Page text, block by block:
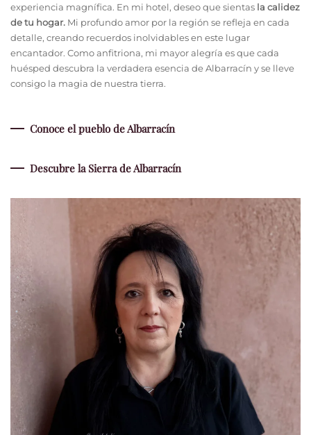
experiencia magnífica. En mi hotel, deseo que sientas la calidez
de tu hogar. Mi profundo amor por la región se refleja en cada
detalle, creando recuerdos inolvidables en este lugar
encantador. Como anfitriona, mi mayor alegría es que cada
huésped descubra la verdadera esencia de Albarracín y se lleve
consigo la magia de nuestra tierra.
Conoce el pueblo de Albarracín
Descubre la Sierra de Albarracín